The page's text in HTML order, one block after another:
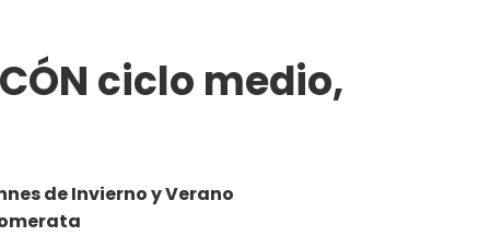
ciclo medio,
de Invierno y Verano